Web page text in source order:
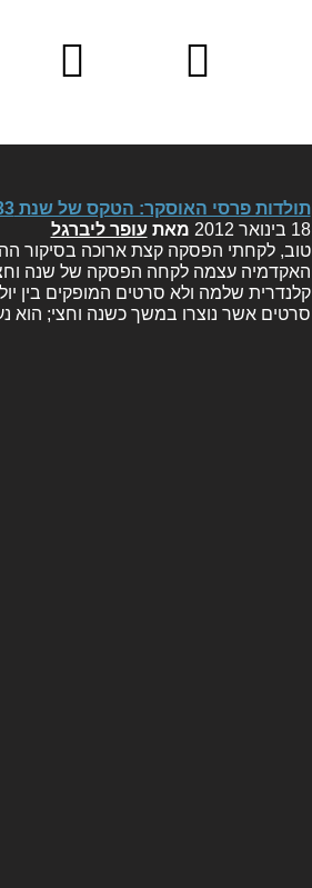
תולדות פרסי האוסקר: הטקס של שנת 1933
18 בינואר 2012
מאת עופר ליברגל
טוב, לקחתי הפסקה קצת ארוכה בסיקור
האקדמיה עצמה לקחה הפסקה של שנה
קלנדרית שלמה ולא סרטים המופקים בין
סרטים אשר נוצרו במשך כשנה וחצי; הוא נערך בשנת 1934,